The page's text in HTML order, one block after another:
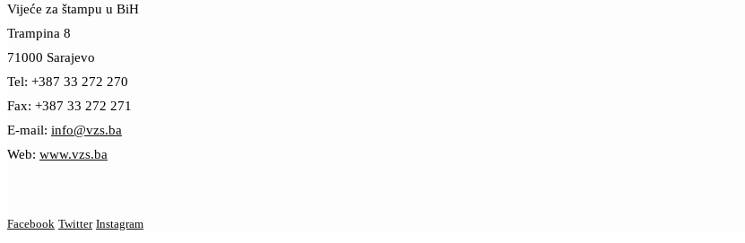
Vijeće za štampu u BiH
Trampina 8
71000 Sarajevo
Tel: +387 33 272 270
Fax: +387 33 272 271
E-mail: info@vzs.ba
Web: www.vzs.ba
Facebook Twitter Instagram